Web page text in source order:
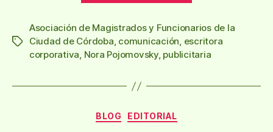
de
la
justicia»
Etiquetas
Asociación de Magistrados y Funcionarios de la
Ciudad de Córdoba, comunicación, escritora
corporativa, Nora Pojomovsky, publicitaria
Categorías
BLOG EDITORIAL